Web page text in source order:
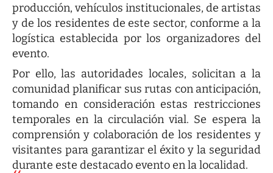
producción, vehículos institucionales, de artistas
y de los residentes de este sector, conforme a la
logística establecida por los organizadores del
evento.
Por ello, las autoridades locales, solicitan a la
comunidad planificar sus rutas con anticipación,
tomando en consideración estas restricciones
temporales en la circulación vial. Se espera la
comprensión y colaboración de los residentes y
visitantes para garantizar el éxito y la seguridad
durante este destacado evento en la localidad.